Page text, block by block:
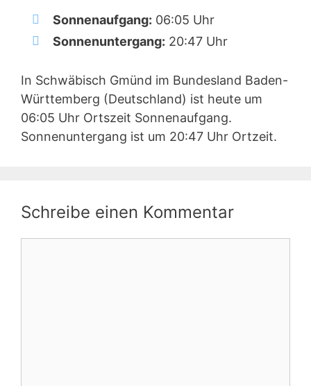
Sonnenaufgang: 06:05 Uhr
Sonnenuntergang: 20:47 Uhr
In Schwäbisch Gmünd im Bundesland Baden-
Württemberg (Deutschland) ist heute um
06:05 Uhr Ortszeit Sonnenaufgang.
Sonnenuntergang ist um 20:47 Uhr Ortzeit.
Schreibe einen Kommentar